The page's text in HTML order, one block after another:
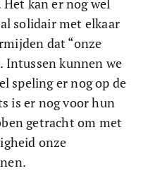
kan er nog wel
solidair met elkaar
dat “onze
Intussen kunnen we
speling er nog op de
is er nog voor hun
getracht om met
onze